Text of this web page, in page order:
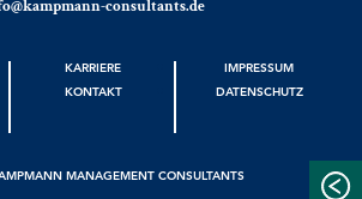
consultants.de
KARRIERE
KONTAKT
IMPRESSUM
DATENSCHUTZ
MANAGEMENT CONSULTANTS